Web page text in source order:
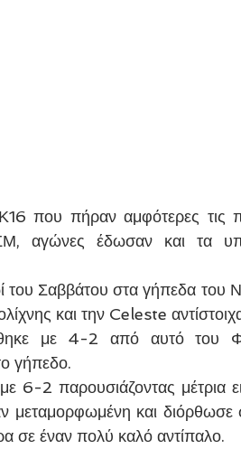
που πήραν αμφότερες τις
αγώνες έδωσαν και τα
του Σαββάτου στα γήπεδα του
και την Celeste
με 4-2 από αυτό του
γήπεδο.
6-2 παρουσιάζοντας μέτρια
μεταμορφωμένη και
σε έναν πολύ καλό αντίπαλο.